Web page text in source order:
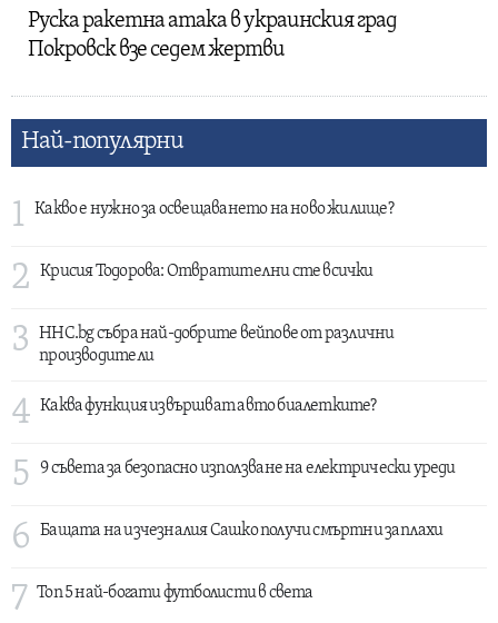
Руска ракетна атака в украинския град
Покровск взе седем жертви
Най-популярни
1 Какво е нужно за освещаването на ново жилище?
2 Крисия Тодорова: Отвратителни сте всички
3
HHC.bg събра най-добрите вейпове от различни
производители
4 Каква функция извършват авто биалетките?
5 9 съвета за безопасно използване на електрически уреди
6 Бащата на изчезналия Сашко получи смъртни заплахи
7 Топ 5 най-богати футболисти в света